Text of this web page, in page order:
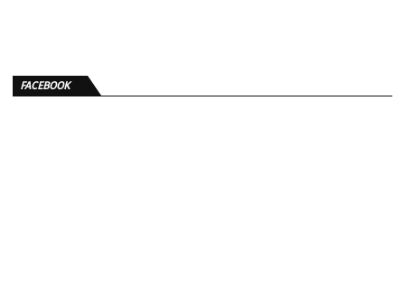
FACEBOOK